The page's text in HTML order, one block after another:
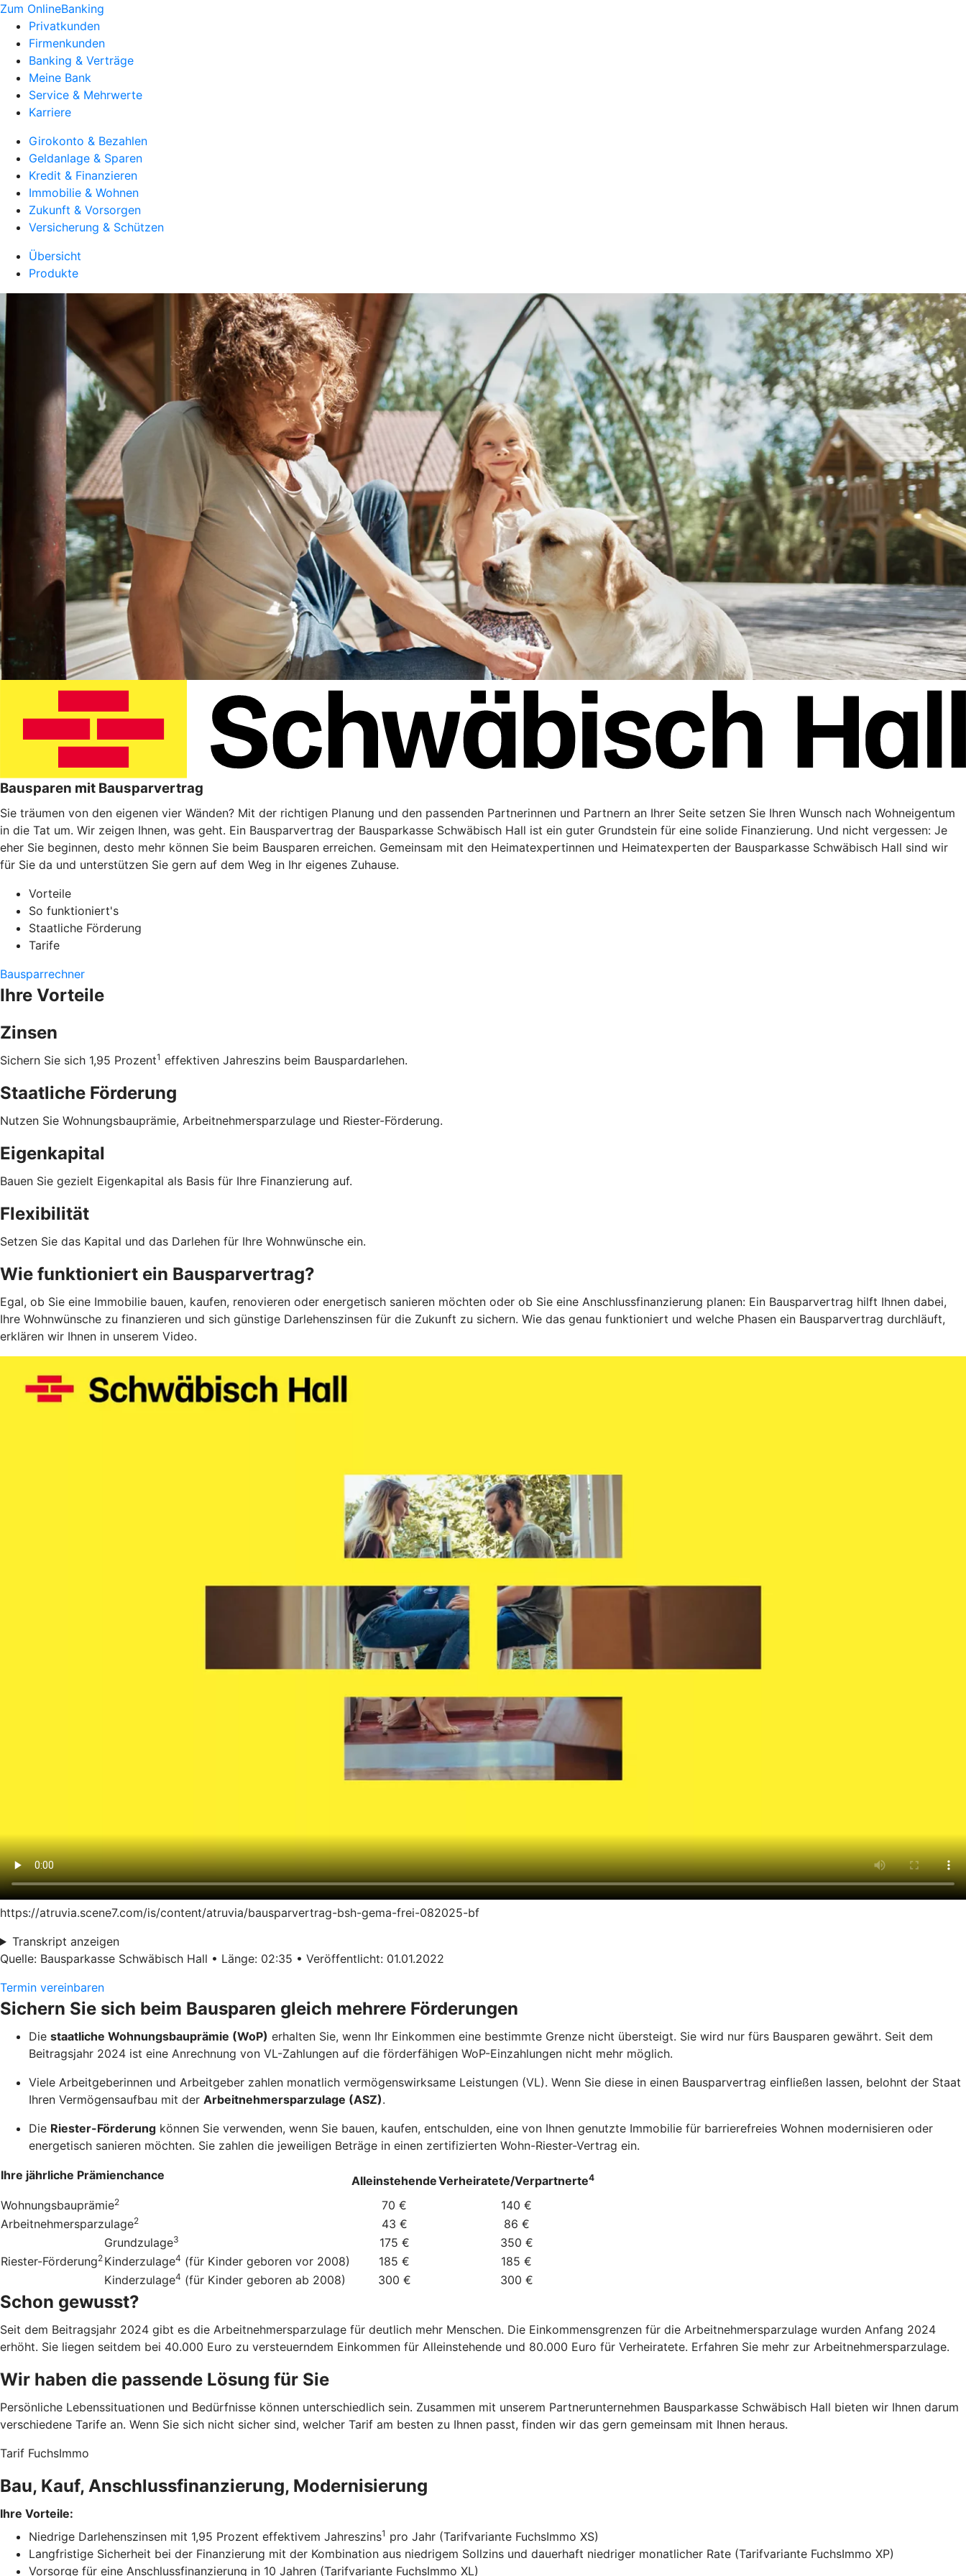
Zum OnlineBanking
Privatkunden
Firmenkunden
Banking & Verträge
Meine Bank
Service & Mehrwerte
Karriere
Girokonto & Bezahlen
Geldanlage & Sparen
Kredit & Finanzieren
Immobilie & Wohnen
Zukunft & Vorsorgen
Versicherung & Schützen
Übersicht
Produkte
Bausparen mit Bausparvertrag
Sie träumen von den eigenen vier Wänden? Mit der richtigen Planung und den passenden Partnerinnen und Partnern an Ihrer Seite setzen Sie Ihren Wunsch nach Wohneigentum
in die Tat um. Wir zeigen Ihnen, was geht. Ein Bausparvertrag der Bausparkasse Schwäbisch Hall ist ein guter Grundstein für eine solide Finanzierung. Und nicht vergessen: Je
eher Sie beginnen, desto mehr können Sie beim Bausparen erreichen. Gemeinsam mit den Heimatexpertinnen und Heimatexperten der Bausparkasse Schwäbisch Hall sind wir
für Sie da und unterstützen Sie gern auf dem Weg in Ihr eigenes Zuhause.
Vorteile
So funktioniert's
Staatliche Förderung
Tarife
Bausparrechner
Ihre Vorteile
Zinsen
Sichern Sie sich 1,95 Prozent1 effektiven Jahreszins beim Bauspardarlehen.
Staatliche Förderung
Nutzen Sie Wohnungsbauprämie, Arbeitnehmersparzulage und Riester-Förderung.
Eigenkapital
Bauen Sie gezielt Eigenkapital als Basis für Ihre Finanzierung auf.
Flexibilität
Setzen Sie das Kapital und das Darlehen für Ihre Wohnwünsche ein.
Wie funktioniert ein Bausparvertrag?
Egal, ob Sie eine Immobilie bauen, kaufen, renovieren oder energetisch sanieren möchten oder ob Sie eine Anschlussfinanzierung planen: Ein Bausparvertrag hilft Ihnen dabei,
Ihre Wohnwünsche zu finanzieren und sich günstige Darlehenszinsen für die Zukunft zu sichern. Wie das genau funktioniert und welche Phasen ein Bausparvertrag durchläuft,
erklären wir Ihnen in unserem Video.
https://atruvia.scene7.com/is/content/atruvia/bausparvertrag-bsh-gema-frei-082025-bf
Transkript anzeigen
Quelle: Bausparkasse Schwäbisch Hall • Länge: 02:35 • Veröffentlicht: 01.01.2022
Termin vereinbaren
Sichern Sie sich beim Bausparen gleich mehrere Förderungen
Die staatliche Wohnungsbauprämie (WoP) erhalten Sie, wenn Ihr Einkommen eine bestimmte Grenze nicht übersteigt. Sie wird nur fürs Bausparen gewährt. Seit dem
Beitragsjahr 2024 ist eine Anrechnung von VL-Zahlungen auf die förderfähigen WoP-Einzahlungen nicht mehr möglich.
Viele Arbeitgeberinnen und Arbeitgeber zahlen monatlich vermögenswirksame Leistungen (VL). Wenn Sie diese in einen Bausparvertrag einfließen lassen, belohnt der Staat
Ihren Vermögensaufbau mit der Arbeitnehmersparzulage (ASZ).
Die Riester-Förderung können Sie verwenden, wenn Sie bauen, kaufen, entschulden, eine von Ihnen genutzte Immobilie für barrierefreies Wohnen modernisieren oder
energetisch sanieren möchten. Sie zahlen die jeweiligen Beträge in einen zertifizierten Wohn-Riester-Vertrag ein.
Ihre jährliche Prämienchance AlleinstehendeVerheiratete/Verpartnerte4
Wohnungsbauprämie2 70 €
140 €
Arbeitnehmersparzulage2 43 € 86 €
Riester-Förderung2
Grundzulage3 175 €
350 €
Kinderzulage4 (für Kinder geboren vor 2008) 185 €
185 €
Kinderzulage4 (für Kinder geboren ab 2008) 300 € 300 €
Schon gewusst?
Seit dem Beitragsjahr 2024 gibt es die Arbeitnehmersparzulage für deutlich mehr Menschen. Die Einkommensgrenzen für die Arbeitnehmersparzulage wurden Anfang 2024
erhöht. Sie liegen seitdem bei 40.000 Euro zu versteuerndem Einkommen für Alleinstehende und 80.000 Euro für Verheiratete. Erfahren Sie mehr zur Arbeitnehmersparzulage.
Wir haben die passende Lösung für Sie
Persönliche Lebenssituationen und Bedürfnisse können unterschiedlich sein. Zusammen mit unserem Partnerunternehmen Bausparkasse Schwäbisch Hall bieten wir Ihnen darum
verschiedene Tarife an. Wenn Sie sich nicht sicher sind, welcher Tarif am besten zu Ihnen passt, finden wir das gern gemeinsam mit Ihnen heraus.
Tarif FuchsImmo
Bau, Kauf, Anschlussfinanzierung, Modernisierung
Ihre Vorteile:
Niedrige Darlehenszinsen mit 1,95 Prozent effektivem Jahreszins1 pro Jahr (Tarifvariante FuchsImmo XS)
Langfristige Sicherheit bei der Finanzierung mit der Kombination aus niedrigem Sollzins und dauerhaft niedriger monatlicher Rate (Tarifvariante FuchsImmo XP)
Vorsorge für eine Anschlussfinanzierung in 10 Jahren (Tarifvariante FuchsImmo XL)